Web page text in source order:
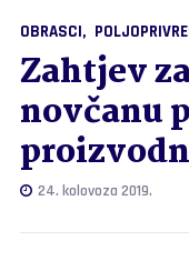
OBRASCI
Zahtjev
novčanu
24. kolovoza 2019.